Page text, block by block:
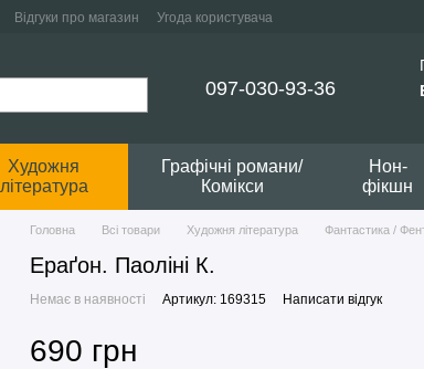
Відгуки про магазин Угода користувача
097-030-93-36
Художня
література
Графічні романи/
Комікси
Нон-
фікшн
Головна Всі товари Художня література Фантастика /
Ераґон. Паоліні К.
Немає в наявності Артикул: 169315 Написати відгук
690 грн